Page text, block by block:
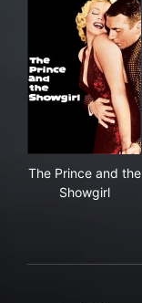
The Prince and the
Showgirl